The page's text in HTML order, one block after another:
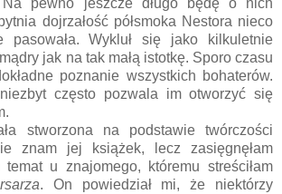
pewno jeszcze długo będę o nich
dojrzałość półsmoka Nestora nieco
Wykluł się jako kilkuletnie
jak na tak małą istotkę. Sporo czasu
poznanie wszystkich bohaterów.
niezbyt często pozwala im otworzyć się
stworzona na podstawie twórczości
znam jej książek, lecz zasięgnęłam
u znajomego, któremu streściłam
. On powiedział mi, że niektórzy